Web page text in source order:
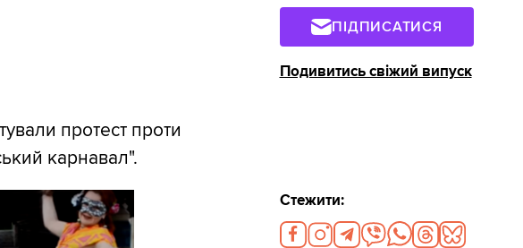
протест проти
карнавал".
ПІДПИСАТИСЯ
Подивитись свіжий випуск
Стежити: